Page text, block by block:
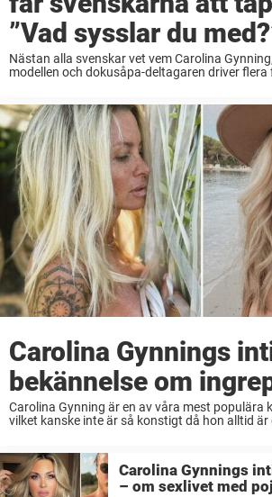
”Vad sysslar du
Nästan alla svenskar vet vem Carolina
modellen och dokusåpa-deltagaren driver flera
Carolina Gynnings
bekännelse om
Carolina Gynning är en av våra mest populära
vilket kanske inte är så konstigt då hon alltid
Carolina Gynnings
– om sexlivet med